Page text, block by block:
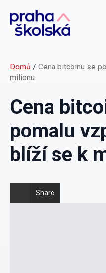
Domů / Cena bitcoinu se
milionu
Cena
pomalu
blíží se k
Share